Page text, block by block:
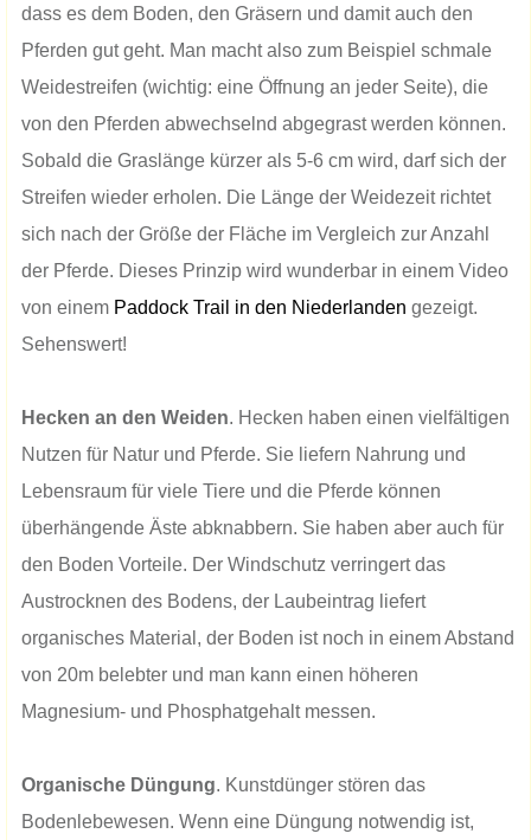
dass es dem Boden, den Gräsern und damit auch den
Pferden gut geht. Man macht also zum Beispiel schmale
Weidestreifen (wichtig: eine Öffnung an jeder Seite), die
von den Pferden abwechselnd abgegrast werden können.
Sobald die Graslänge kürzer als 5-6 cm wird, darf sich der
Streifen wieder erholen. Die Länge der Weidezeit richtet
sich nach der Größe der Fläche im Vergleich zur Anzahl
der Pferde. Dieses Prinzip wird wunderbar in einem Video
von einem Paddock Trail in den Niederlanden gezeigt.
Sehenswert!
Hecken an den Weiden. Hecken haben einen vielfältigen
Nutzen für Natur und Pferde. Sie liefern Nahrung und
Lebensraum für viele Tiere und die Pferde können
überhängende Äste abknabbern. Sie haben aber auch für
den Boden Vorteile. Der Windschutz verringert das
Austrocknen des Bodens, der Laubeintrag liefert
organisches Material, der Boden ist noch in einem Abstand
von 20m belebter und man kann einen höheren
Magnesium- und Phosphatgehalt messen.
Organische Düngung. Kunstdünger stören das
Bodenlebewesen. Wenn eine Düngung notwendig ist,